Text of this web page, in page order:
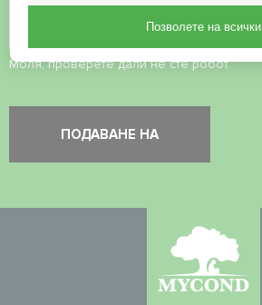
Моля, проверете дали не сте робот.
Позволете на всички